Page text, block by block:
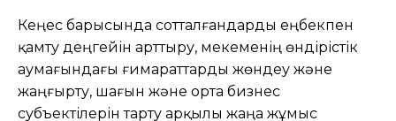
Кеңес барысында сотталғандарды еңбекпен
қамту деңгейін арттыру, мекеменің өндірістік
аумағындағы ғимараттарды жөндеу және
жаңғырту, шағын және орта бизнес
субъектілерін тарту арқылы жаңа жұмыс